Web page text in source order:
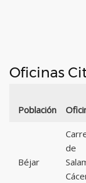
Oficinas
Población
Béjar
de